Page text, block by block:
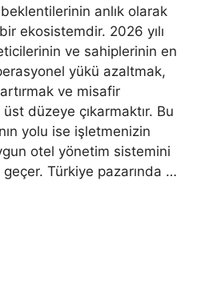
anlık olarak
ekosistemdir. 2026 yılı
ve sahiplerinin en
yükü azaltmak,
ve misafir
düzeye çıkarmaktır. Bu
yolu ise işletmenizin
otel yönetim sistemini
Türkiye pazarında …